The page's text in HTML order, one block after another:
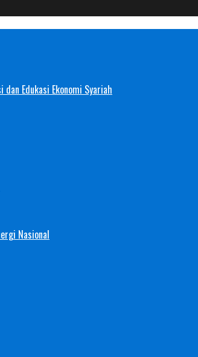
dan Edukasi Ekonomi Syariah
Nasional